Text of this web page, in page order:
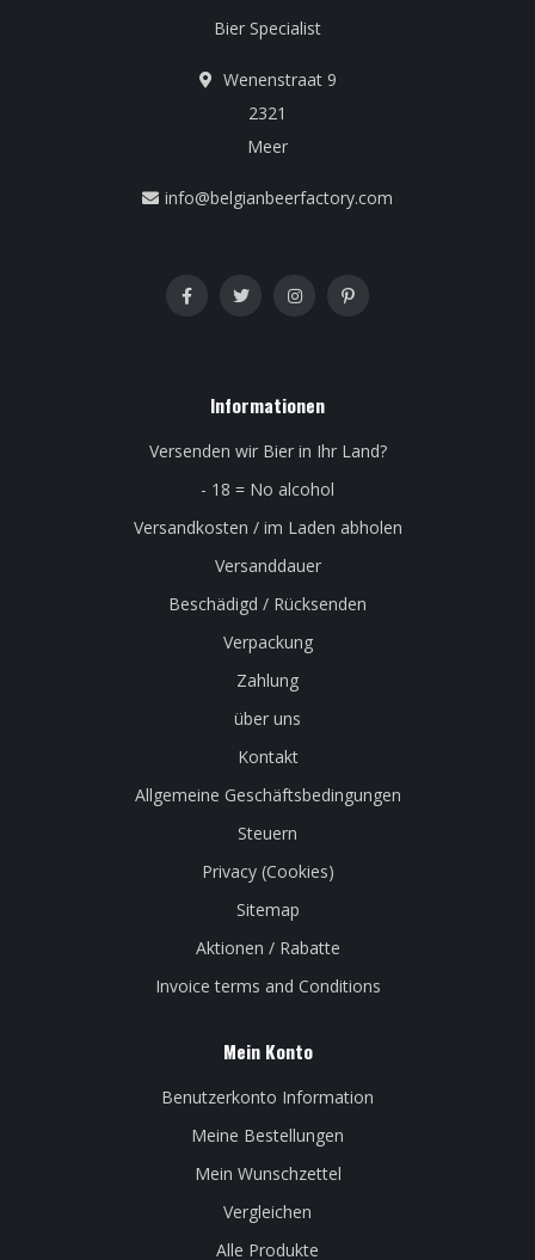
Bier Specialist
Wenenstraat 9
2321
Meer
info@belgianbeerfactory.com
Informationen
Versenden wir Bier in Ihr Land?
- 18 = No alcohol
Versandkosten / im Laden abholen
Versanddauer
Beschädigd / Rücksenden
Verpackung
Zahlung
über uns
Kontakt
Allgemeine Geschäftsbedingungen
Steuern
Privacy (Cookies)
Sitemap
Aktionen / Rabatte
Invoice terms and Conditions
Mein Konto
Benutzerkonto Information
Meine Bestellungen
Mein Wunschzettel
Vergleichen
Alle Produkte